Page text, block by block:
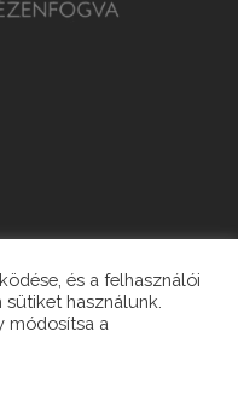
és a felhasználói
használunk.
módosítsa a